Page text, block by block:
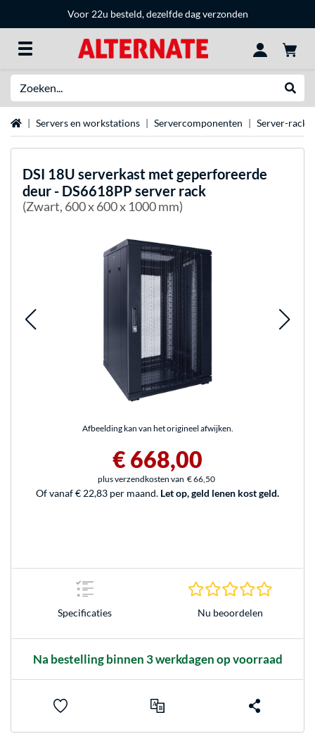
Voor 22u besteld, dezelfde dag verzonden
HomeServers en workstations Servercomponenten Server-racks
DSI 18U serverkast met geperforeerde
deur - DS6618PP server rack
(Zwart, 600 x 600 x 1000 mm)
Afbeelding kan van het origineel afwijken.
€ 668,00
plus verzendkosten van € 66,50
Of vanaf € 22,83 per maand. Let op, geld lenen kost geld.
Specificaties Nu beoordelen
Na bestelling binnen 3 werkdagen op voorraad